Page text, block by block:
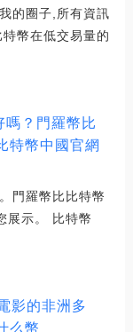
的圈子,所有資訊
幣在低交易量的
嗎？門羅幣比
特幣中國官網
門羅幣比比特幣
展示。 比特幣
影的非洲多
么幣